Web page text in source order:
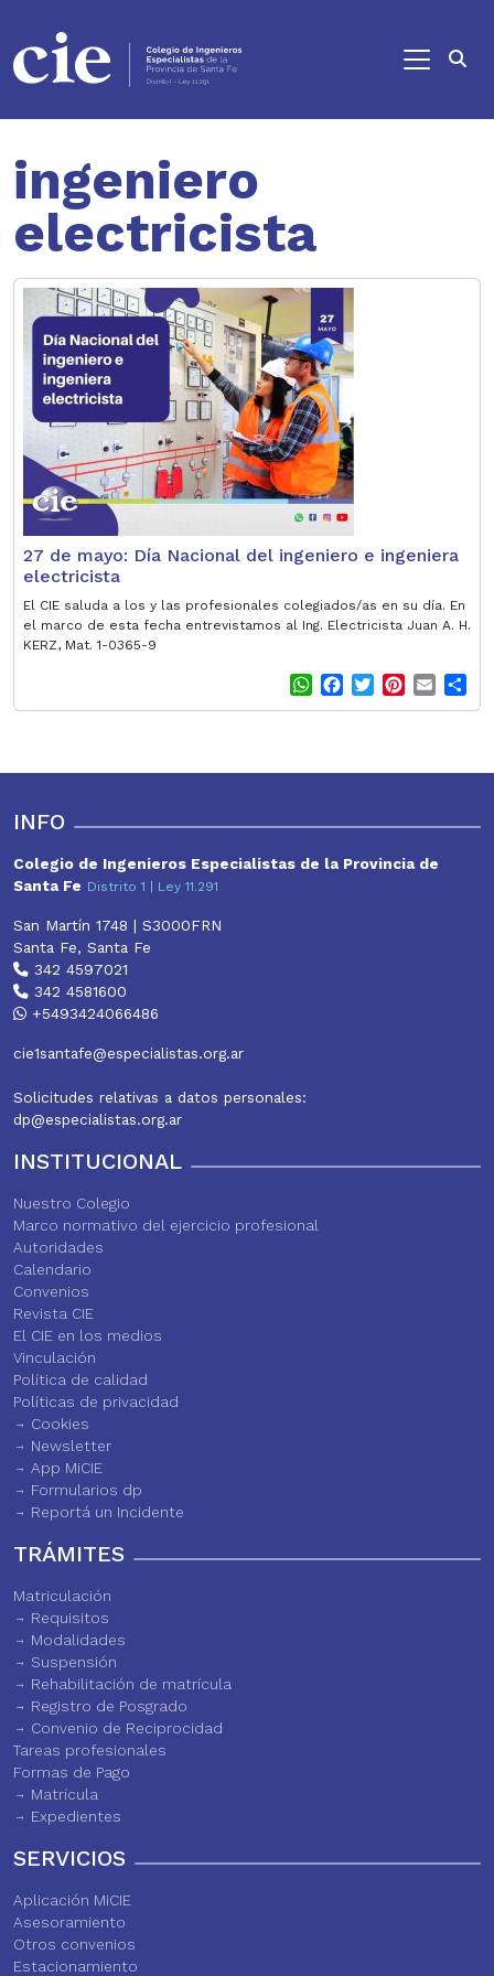
ingeniero
electricista
27 de mayo: Día Nacional del ingeniero e ingeniera
electricista
El CIE saluda a los y las profesionales colegiados/as en su día. En
el marco de esta fecha entrevistamos al Ing. Electricista Juan A. H.
KERZ, Mat. 1-0365-9
W
h
s
a
b
T
w
t
i
e
t
m
l
h
e
INFO
Colegio de Ingenieros Especialistas de la Provincia de
Santa Fe Distrito 1 | Ley 11.291
San Martín 1748 | S3000FRN
Santa Fe, Santa Fe
342 4597021
342 4581600
+5493424066486
cie1santafe@especialistas.org.ar
Solicitudes relativas a datos personales:
dp@especialistas.org.ar
INSTITUCIONAL
Nuestro Colegio
Marco normativo del ejercicio profesional
Autoridades
Calendario
Convenios
Revista CIE
El CIE en los medios
Vinculación
Política de calidad
Políticas de privacidad
Cookies
Newsletter
App MiCIE
Formularios dp
Reportá un Incidente
TRÁMITES
Matriculación
Requisitos
Modalidades
Suspensión
Rehabilitación de matrícula
Registro de Posgrado
Convenio de Reciprocidad
Tareas profesionales
Formas de Pago
Matrícula
Expedientes
SERVICIOS
Aplicación MiCIE
Asesoramiento
Otros convenios
Estacionamiento